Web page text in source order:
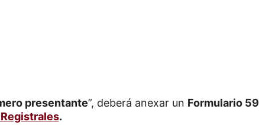
presentante”, deberá anexar un Formulario 59
.